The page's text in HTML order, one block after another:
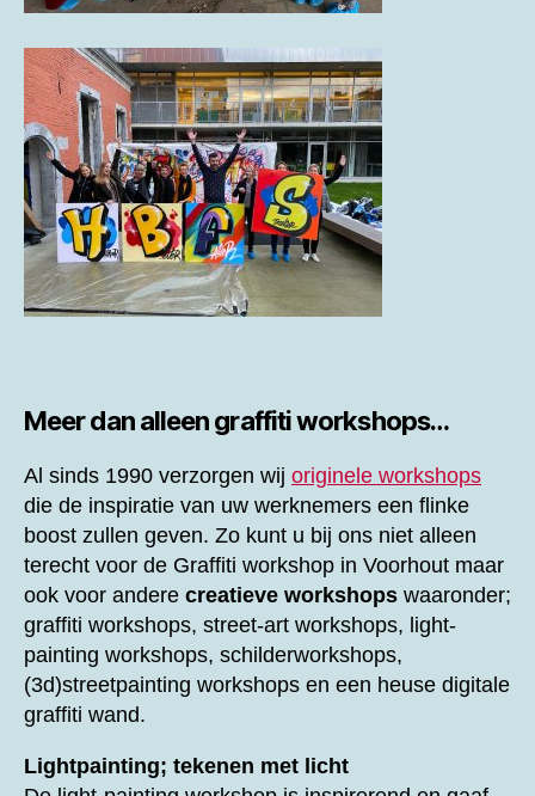
Meer dan alleen graffiti workshops…
Al sinds 1990 verzorgen wij originele workshops
die de inspiratie van uw werknemers een flinke
boost zullen geven. Zo kunt u bij ons niet alleen
terecht voor de Graffiti workshop in Voorhout maar
ook voor andere creatieve workshops waaronder;
graffiti workshops, street-art workshops, light-
painting workshops, schilderworkshops,
(3d)streetpainting workshops en een heuse digitale
graffiti wand.
Lightpainting; tekenen met licht